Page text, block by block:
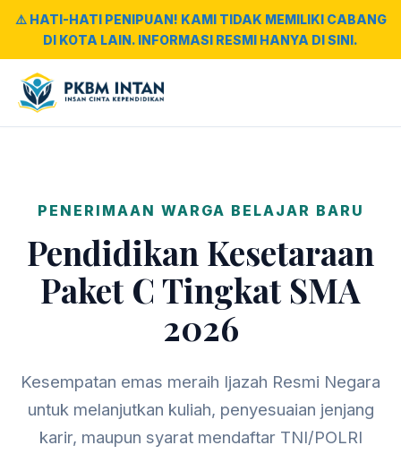
⚠️ HATI-HATI PENIPUAN! KAMI TIDAK MEMILIKI CABANG
DI KOTA LAIN. INFORMASI RESMI HANYA DI SINI.
PENERIMAAN WARGA BELAJAR BARU
Pendidikan Kesetaraan
Paket C Tingkat SMA
2026
Kesempatan emas meraih Ijazah Resmi Negara
untuk melanjutkan kuliah, penyesuaian jenjang
karir, maupun syarat mendaftar TNI/POLRI